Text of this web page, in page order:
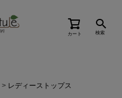
カート 検索
レディーストップス